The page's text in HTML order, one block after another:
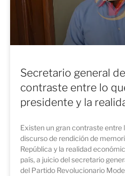
Secretario general
contraste entre lo
presidente y la
Existen un gran contraste entre
discurso de rendición de
República y la realidad
país, a juicio del secretario
del Partido Revolucionario